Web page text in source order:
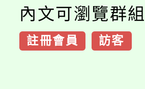
內文可瀏覽群組
註冊會員 訪客